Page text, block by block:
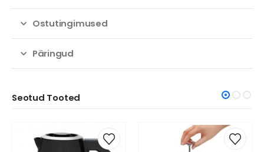
Ostutingimused
Päringud
Seotud Tooted